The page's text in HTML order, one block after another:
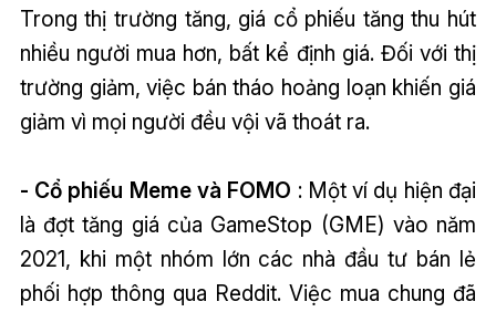
Trong thị trường tăng, giá cổ phiếu tăng thu hút
nhiều người mua hơn, bất kể định giá. Đối với thị
trường giảm, việc bán tháo hoảng loạn khiến giá
giảm vì mọi người đều vội vã thoát ra.
- Cổ phiếu Meme và FOMO : Một ví dụ hiện đại
là đợt tăng giá của GameStop (GME) vào năm
2021, khi một nhóm lớn các nhà đầu tư bán lẻ
phối hợp thông qua Reddit. Việc mua chung đã